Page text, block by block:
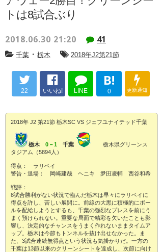
トは8試合ぶり
2018.06.30 21:20 41
千葉 ・ 栃木 2018年J2第21節
22 いいね! LINE
B!
0 更新通知
2018年 J2 第21節 栃木SC VS ジェフユナイテッド千葉
栃木 0－1 千葉
栃木県グリーンス
タジアム（5894人）
得点： ラリベイ
警告・退場： 岡崎建哉 ヘニキ 夛田凌輔 西谷和希
戦評：
8試合勝利がない状況で臨んだ栃木は早々にラリベイに
得点を許し、苦しい展開に。前線の大黒に積極的にボー
ルを配給しようとするも、千葉の強烈なプレスを前にう
まく預けられない。重要な局面で精彩を欠いたことも影
響し、決定的なチャンスをうまく作れないままタイムア
ップ。栃木は今節もトンネルを抜け出せなかった。ま
た、3試合連続無得点という状況も気掛かりだ。一方の
千葉は13節以来のクリーンシートを達成し、次節に向け